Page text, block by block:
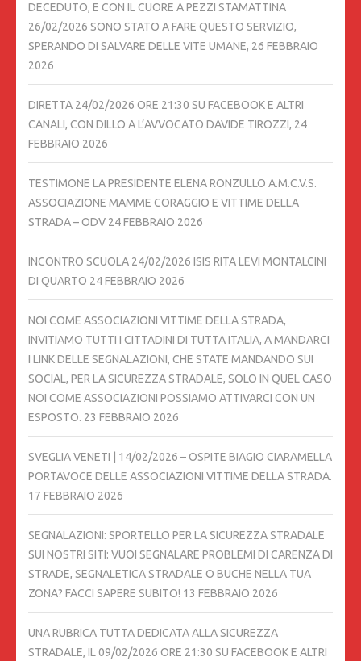
DECEDUTO, E CON IL CUORE A PEZZI STAMATTINA
26/02/2026 SONO STATO A FARE QUESTO SERVIZIO,
SPERANDO DI SALVARE DELLE VITE UMANE, 26 FEBBRAIO
2026
DIRETTA 24/02/2026 ORE 21:30 SU FACEBOOK E ALTRI
CANALI, CON DILLO A L’AVVOCATO DAVIDE TIROZZI, 24
FEBBRAIO 2026
TESTIMONE LA PRESIDENTE ELENA RONZULLO A.M.C.V.S.
ASSOCIAZIONE MAMME CORAGGIO E VITTIME DELLA
STRADA – ODV 24 FEBBRAIO 2026
INCONTRO SCUOLA 24/02/2026 ISIS RITA LEVI MONTALCINI
DI QUARTO 24 FEBBRAIO 2026
NOI COME ASSOCIAZIONI VITTIME DELLA STRADA,
INVITIAMO TUTTI I CITTADINI DI TUTTA ITALIA, A MANDARCI
I LINK DELLE SEGNALAZIONI, CHE STATE MANDANDO SUI
SOCIAL, PER LA SICUREZZA STRADALE, SOLO IN QUEL CASO
NOI COME ASSOCIAZIONI POSSIAMO ATTIVARCI CON UN
ESPOSTO. 23 FEBBRAIO 2026
SVEGLIA VENETI | 14/02/2026 – OSPITE BIAGIO CIARAMELLA
PORTAVOCE DELLE ASSOCIAZIONI VITTIME DELLA STRADA.
17 FEBBRAIO 2026
SEGNALAZIONI: SPORTELLO PER LA SICUREZZA STRADALE
SUI NOSTRI SITI: VUOI SEGNALARE PROBLEMI DI CARENZA DI
STRADE, SEGNALETICA STRADALE O BUCHE NELLA TUA
ZONA? FACCI SAPERE SUBITO! 13 FEBBRAIO 2026
UNA RUBRICA TUTTA DEDICATA ALLA SICUREZZA
STRADALE, IL 09/02/2026 ORE 21:30 SU FACEBOOK E ALTRI